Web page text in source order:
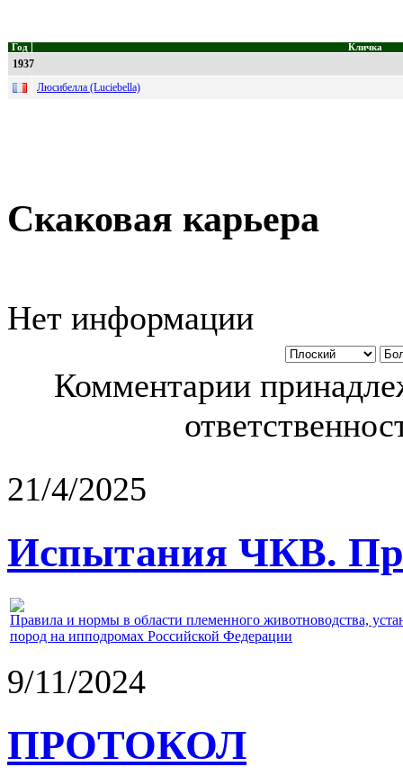
Год Кличка
1937
Люсибелла (Luciebella)
Скаковая карьера
Нет информации
Комментарии
21/4/2025
Испытания ЧКВ.
Правила и нормы в области племенного животноводства,
пород на ипподромах Российской Федерации
9/11/2024
ПРОТОКОЛ